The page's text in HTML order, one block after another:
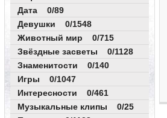
Дата 0/89
Девушки 0/1548
Животный мир 0/715
Звёздные засветы 0/1128
Знаменитости 0/140
Игры 0/1047
Интересности 0/461
Музыкальные клипы 0/25